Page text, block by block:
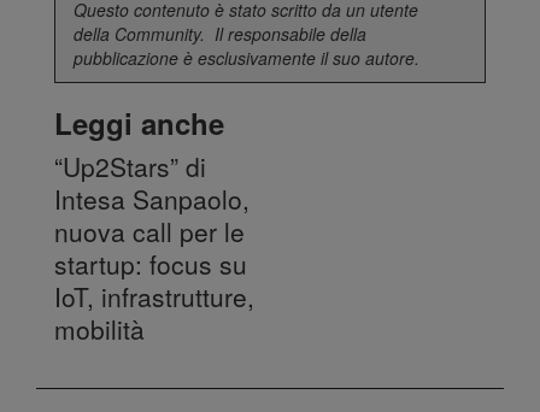
Questo contenuto è stato scritto da un utente
della Community. Il responsabile della
pubblicazione è esclusivamente il suo autore.
Leggi anche
“Up2Stars” di
Intesa Sanpaolo,
nuova call per le
startup: focus su
IoT, infrastrutture,
mobilità